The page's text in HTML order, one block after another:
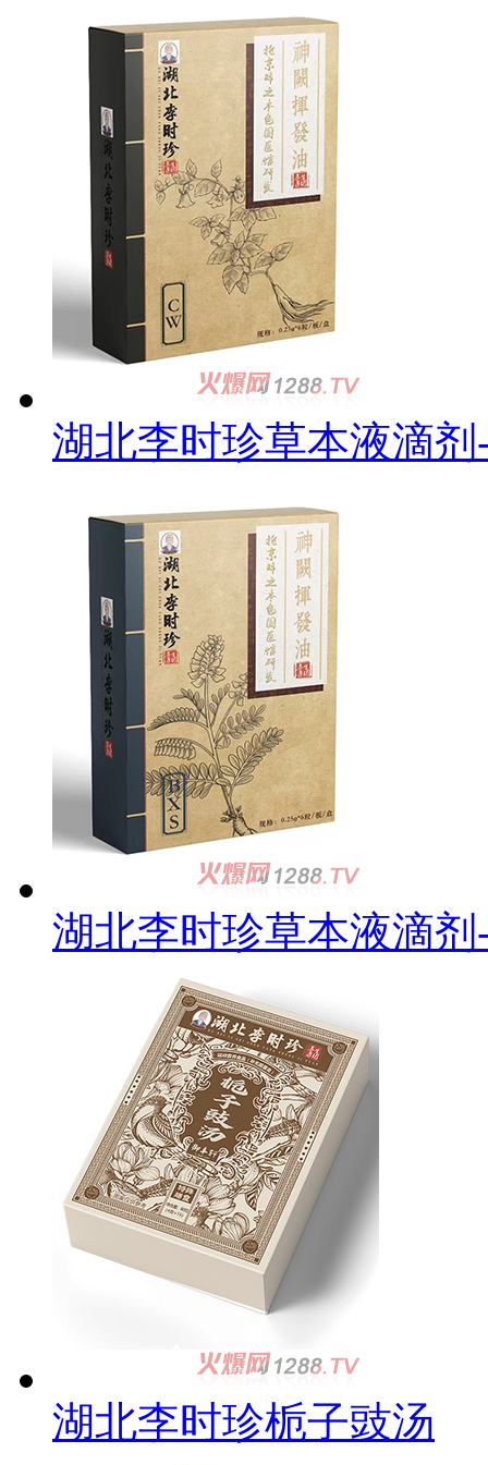
湖北李时珍草本液滴剂
湖北李时珍草本液滴剂
湖北李时珍栀子豉汤